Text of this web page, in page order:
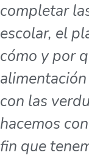
completar
escolar, el
cómo y por
con las
hacemos
fin que